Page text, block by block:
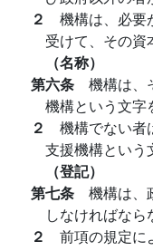
２ 機構は、必要
受けて、その資
（名称）
第六条 機構は、
機構という文字
２ 機構でない者
支援機構という
（登記）
第七条 機構は、
しなければなら
２ 前項の規定に